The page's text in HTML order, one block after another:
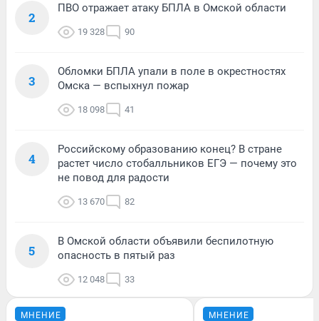
2
ПВО отражает атаку БПЛА в Омской области
19 328 90
3
Обломки БПЛА упали в поле в окрестностях
Омска — вспыхнул пожар
18 098 41
4
Российскому образованию конец? В стране
растет число стобалльников ЕГЭ — почему это
не повод для радости
13 670 82
5
В Омской области объявили беспилотную
опасность в пятый раз
12 048 33
МНЕНИЕ МНЕНИЕ